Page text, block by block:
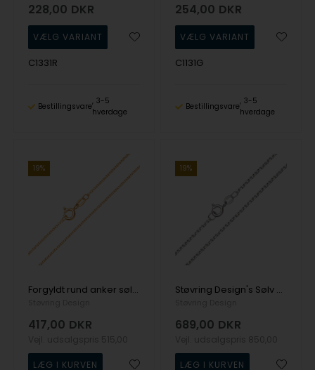
228,00 DKR
C1331R
Bestillingsvare
3-5
hverdage
254,00 DKR
C1131G
Bestillingsvare
3-5
hverdage
19%
Forgyldt rund anker sølv halskæde, 0,40 mm / ca bredde 1,5 mm - længde 80 cm
417,00 DKR
19%
Støvring Design's Sølv halskæde
689,00 DKR